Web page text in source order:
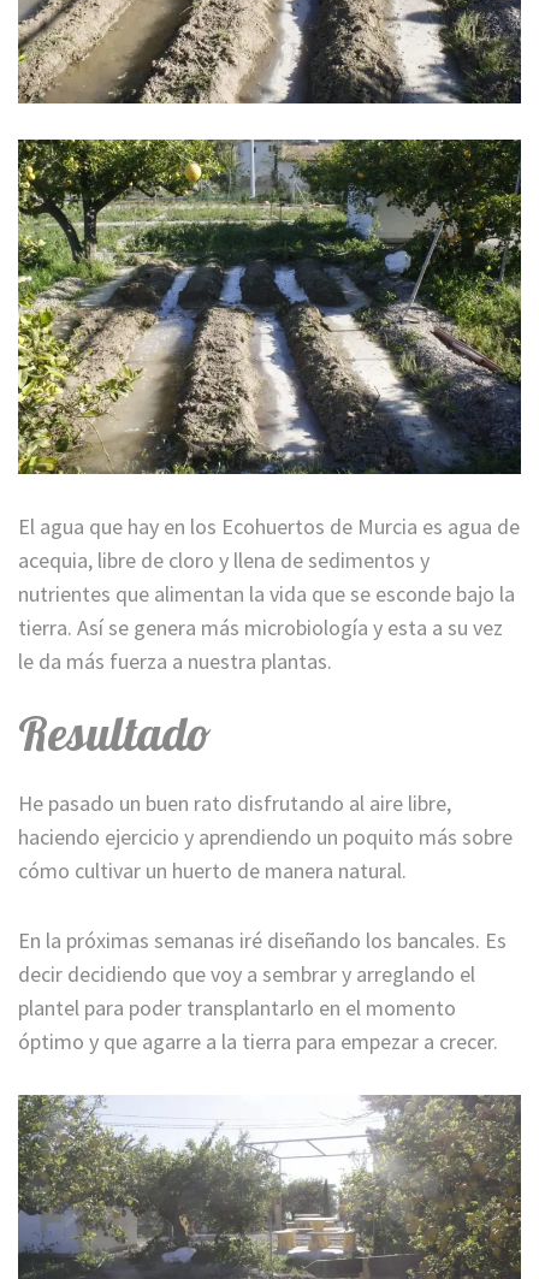
El agua que hay en los Ecohuertos de Murcia es agua de
acequia, libre de cloro y llena de sedimentos y
nutrientes que alimentan la vida que se esconde bajo la
tierra. Así se genera más microbiología y esta a su vez
le da más fuerza a nuestra plantas.
Resultado
He pasado un buen rato disfrutando al aire libre,
haciendo ejercicio y aprendiendo un poquito más sobre
cómo cultivar un huerto de manera natural.
En la próximas semanas iré diseñando los bancales. Es
decir decidiendo que voy a sembrar y arreglando el
plantel para poder transplantarlo en el momento
óptimo y que agarre a la tierra para empezar a crecer.